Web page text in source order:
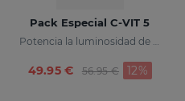
Pack Especial C-VIT 5
Potencia la luminosidad de tu piel
Price reduced
56.95 €
to 12%
49.95 €